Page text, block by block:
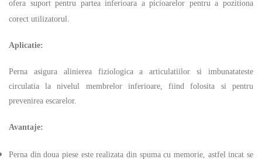
ofera suport pentru partea inferioara a picioarelor pentru a pozitiona
corect utilizatorul.
Aplicatie:
Perna asigura alinierea fiziologica a articulatiilor si imbunatateste
circulatia la nivelul membrelor inferioare, fiind folosita si pentru
prevenirea escarelor.
Avantaje:
Perna din doua piese este realizata din spuma cu memorie, astfel incat se